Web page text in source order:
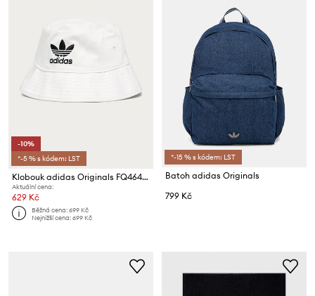
-10%
*-5 % s kódem: LST
Klobouk adidas Originals FQ4641.M Adicolor Trefoil Bucket
Aktuální cena:
629 Kč
Běžná cena:699 Kč
Nejnižší cena:699 Kč
*-15 % s kódem: LST
Batoh adidas Originals
799 Kč